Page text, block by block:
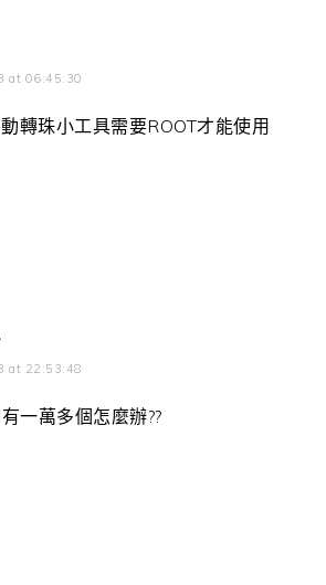
at 06:45:30
轉珠小工具需要ROOT才能使用
at 22:53:48
一萬多個怎麼辦??